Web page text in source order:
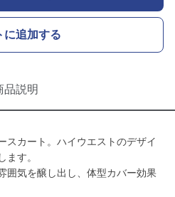
に追加する
品説明
スカート。ハイウエストのデザイ
ます。
囲気を醸し出し、体型カバー効果